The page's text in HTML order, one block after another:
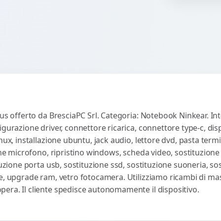
offerto da BresciaPC Srl. Categoria: Notebook Ninkear.
driver, connettore ricarica, connettore type-c,
installazione ubuntu, jack audio, lettore dvd, pasta
microfono, ripristino windows, scheda video,
porta usb, sostituzione ssd, sostituzione suoneria,
upgrade ram, vetro fotocamera. Utilizziamo ricambi di
Il cliente spedisce autonomamente il dispositivo.